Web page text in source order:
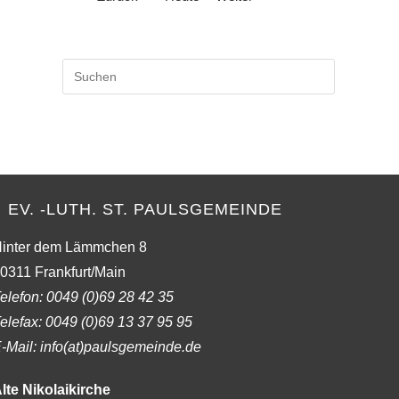
Escape
EV. -LUTH. ST. PAULSGEMEINDE
dem Lämmchen 8
Frankfurt/Main
0049 (0)69 28 42 35
0049 (0)69 13 37 95 95
Mail: info(at)paulsgemeinde.de
Nikolaikirche